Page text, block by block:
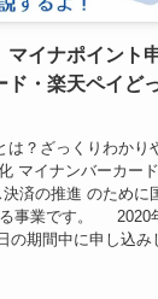
マイナポイント
ド・楽天ペイど
は？ざっくりわかり
マイナンバーカー
済の推進 のために
事業です。 2020
の期間中に申し込み